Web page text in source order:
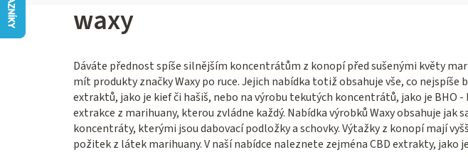
waxy
Dáváte přednost spíše silnějším koncentrátům z konopí před sušenými květy
mít produkty značky Waxy po ruce. Jejich nabídka totiž obsahuje vše, co
extraktů, jako je kief či hašiš, nebo na výrobu tekutých koncentrátů, jako je BHO
extrakce z marihuany, kterou zvládne každý. Nabídka výrobků Waxy obsahuje
koncentráty, kterými jsou dabovací podložky a schovky. Výtažky z konopí mají
požitek z látek marihuany. V naší nabídce naleznete zejména CBD extrakty, jako